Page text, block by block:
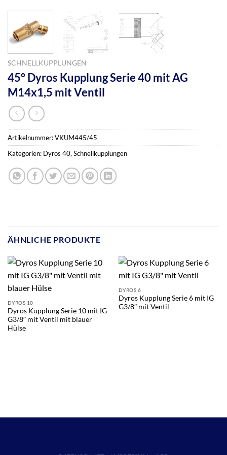
SCHNELLKUPPLUNGEN
45° Dyros Kupplung Serie 40 mit AG
M14x1,5 mit Ventil
Artikelnummer:VKUM445/45
Kategorien: Dyros 40,Schnellkupplungen
ÄHNLICHE PRODUKTE
DYROS 10
Dyros Kupplung Serie 10 mit IG
G3/8″ mit Ventil mit blauer
Hülse
DYROS 6
Dyros Kupplung Serie 6 mit IG
G3/8″ mit Ventil